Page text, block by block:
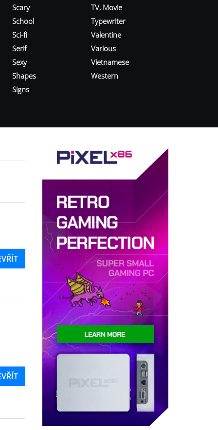
Scary
School
Sci-fi
Serif
Sexy
Shapes
Signs
TV, Movie
Typewriter
Valentine
Various
Vietnamese
Western